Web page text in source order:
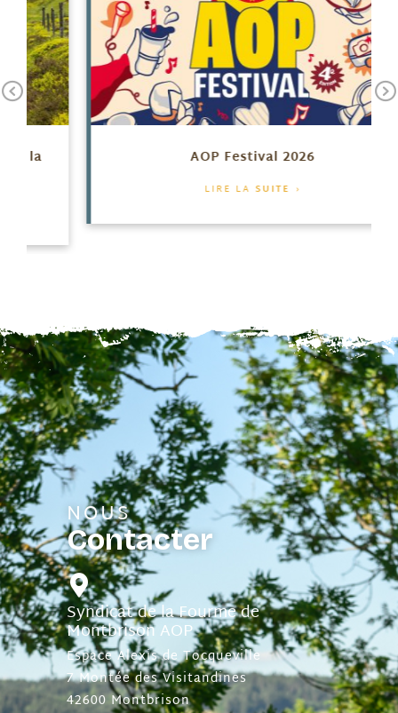
Previous
AOP Festival 2026
SUITE
NOUS
Contacter
Syndicat de la Fourme de
Montbrison AOP
Espace Alexis de Tocqueville
7 Montée des Visitandines
42600 Montbrison